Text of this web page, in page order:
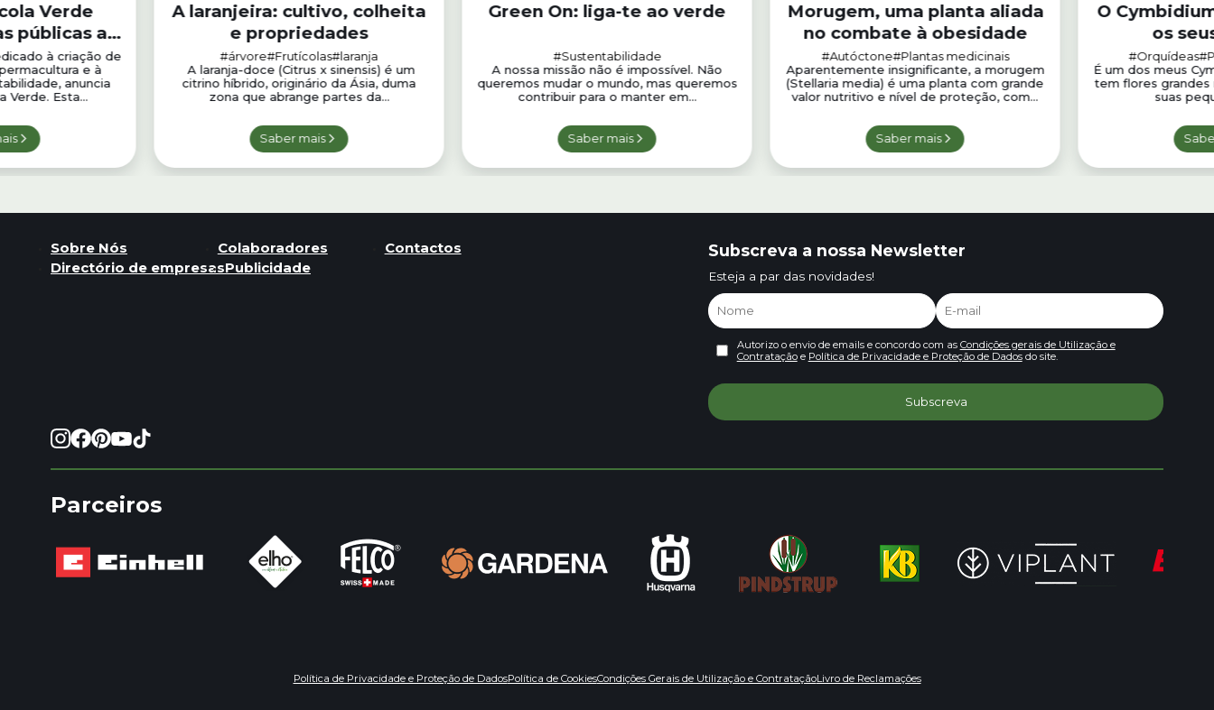
Verde
públicas a
à criação de
e à
anuncia
Verde. Esta...
A laranjeira: cultivo, colheita
e propriedades
#árvore#Frutícolas#laranja
A laranja-doce (Citrus x sinensis) é um
citrino híbrido, originário da Ásia, duma
zona que abrange partes da...
Saber mais
Green On: liga-te ao verde
#Sustentabilidade
A nossa missão não é impossível. Não
queremos mudar o mundo, mas queremos
contribuir para o manter em...
Saber mais
Morugem, uma planta aliada
no combate à obesidade
#Autóctone#Plantas medicinais
Aparentemente insignificante, a morugem
(Stellaria media) é uma planta com grande
valor nutritivo e nível de proteção, com...
Saber mais
O
os
#Orquídeas
É um dos meus
tem flores grandes
suas
Sobre Nós Colaboradores
Contactos
Directório de empresasPublicidade
Subscreva a nossa Newsletter
Esteja a par das novidades!
Autorizo o envio de emails e concordo com as Condições gerais de Utilização e
Contrataçãoe Política de Privacidade e Proteção de Dadosdo site.
Parceiros
Política de Privacidade e Proteção de DadosPolítica de CookiesCondições Gerais de Utilização e ContrataçãoLivro de Reclamações